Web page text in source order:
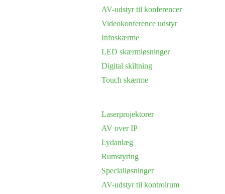
AV-udstyr til konferencer
Videokonference udstyr
Infoskærme
LED skærmløsninger
Digital skiltning
Touch skærme
Laserprojektorer
AV over IP
Lydanlæg
Rumstyring
Specialløsninger
AV-udstyr til kontrolrum